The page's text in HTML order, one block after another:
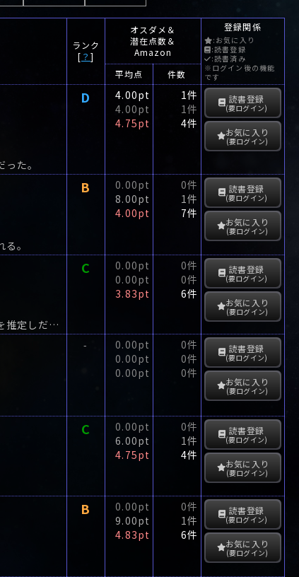
ランク
[ ？]
オスダメ＆
潜在点数＆
Amazon
登録関係
:お気に入り
:読書登録
:読書済み
※ログイン後の機能
です
平均点 件数
た。
D
4.00pt
4.00pt
4.75pt
1件
1件
4件
読書登録
(要ログイン)
お気に入り
(要ログイン)
。
B
0.00pt
8.00pt
4.00pt
0件
1件
7件
読書登録
(要ログイン)
お気に入り
(要ログイン)
ポンスン卿殺しの容疑者は三人いた。ミステリの愛読者は冒頭の一行のヒントから犯人を推定しだすだろう。
C
0.00pt
0.00pt
3.83pt
0件
0件
6件
読書登録
(要ログイン)
お気に入り
(要ログイン)
-
0.00pt
0.00pt
0.00pt
0件
0件
0件
読書登録
(要ログイン)
お気に入り
(要ログイン)
C
0.00pt
6.00pt
4.75pt
0件
1件
4件
読書登録
(要ログイン)
お気に入り
(要ログイン)
B
0.00pt
9.00pt
4.83pt
0件
1件
6件
読書登録
(要ログイン)
お気に入り
(要ログイン)